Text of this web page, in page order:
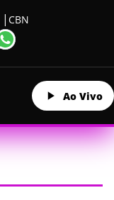
CBN
Ao Vivo